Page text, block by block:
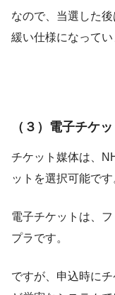
なので、当選した
緩い仕様になってい
（３）電子チケ
チケット媒体は、
ットを選択可能です
電子チケットは、
プラです。
ですが、申込時に